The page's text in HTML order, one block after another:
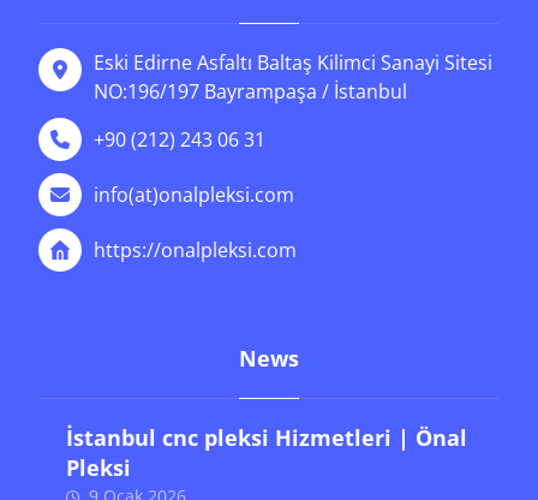
Eski Edirne Asfaltı Baltaş Kilimci Sanayi Sitesi
NO:196/197 Bayrampaşa / İstanbul
+90 (212) 243 06 31
info(at)onalpleksi.com
https://onalpleksi.com
News
İstanbul cnc pleksi Hizmetleri | Önal
Pleksi